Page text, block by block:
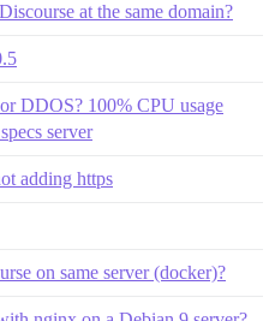
at the same domain?
DDOS? 100% CPU usage
server
adding https
on same server (docker)?